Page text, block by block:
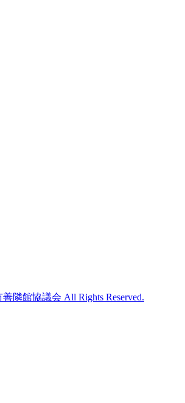
隣館協議会 All Rights Reserved.